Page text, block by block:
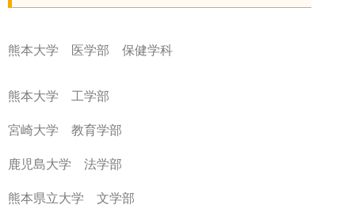
熊本大学 医学部 保健学科
熊本大学 工学部
宮崎大学 教育学部
鹿児島大学 法学部
熊本県立大学 文学部